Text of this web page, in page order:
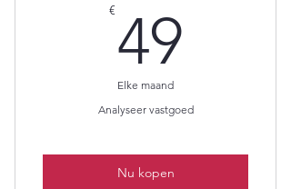
€ 49
Elke maand
Analyseer vastgoed
Nu kopen